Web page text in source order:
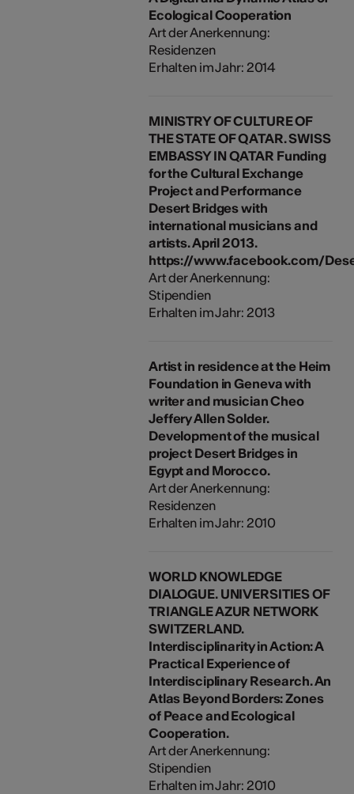
Ecological Cooperation
Art der Anerkennung:
Residenzen
Erhalten im Jahr: 2014
MINISTRY OF CULTURE OF
THE STATE OF QATAR. SWISS
EMBASSY IN QATAR Funding
for the Cultural Exchange
Project and Performance
Desert Bridges with
international musicians and
artists. April 2013.
https://www.facebook.com/
Art der Anerkennung:
Stipendien
Erhalten im Jahr: 2013
Artist in residence at the Heim
Foundation in Geneva with
writer and musician Cheo
Jeffery Allen Solder.
Development of the musical
project Desert Bridges in
Egypt and Morocco.
Art der Anerkennung:
Residenzen
Erhalten im Jahr: 2010
WORLD KNOWLEDGE
DIALOGUE. UNIVERSITIES OF
TRIANGLE AZUR NETWORK
SWITZERLAND.
Interdisciplinarity in Action: A
Practical Experience of
Interdisciplinary Research. An
Atlas Beyond Borders: Zones
of Peace and Ecological
Cooperation.
Art der Anerkennung:
Stipendien
Erhalten im Jahr: 2010